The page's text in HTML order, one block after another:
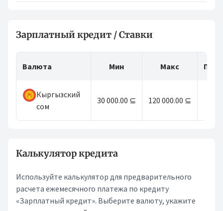
Зарплатный кредит / Ставки
Валюта Мин Макс
Кыргызский
сом
30 000.00 ⊆ 120 000.00 ⊆
Калькулятор кредита
Используйте калькулятор для предварительного
расчета ежемесячного платежа по кредиту
«Зарплатный кредит». Выберите валюту, укажите